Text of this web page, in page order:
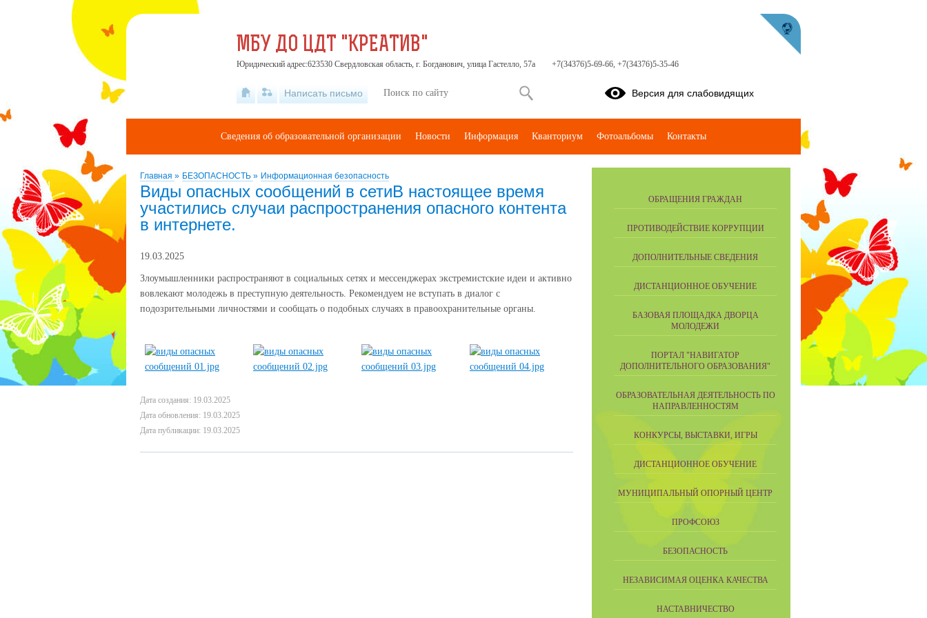
Главная » БЕЗОПАСНОСТЬ » Информационная безопасность
Виды опасных сообщений в сетиВ настоящее время
участились случаи распространения опасного контента
в интернете.
19.03.2025
Злоумышленники распространяют в социальных сетях и мессенджерах экстремистские идеи и активно
вовлекают молодежь в преступную деятельность. Рекомендуем не вступать в диалог с
подозрительными личностями и сообщать о подобных случаях в правоохранительные органы.
Дата создания: 19.03.2025
Дата обновления: 19.03.2025
Дата публикации: 19.03.2025
ОБРАЩЕНИЯ ГРАЖДАН
ПРОТИВОДЕЙСТВИЕ КОРРУПЦИИ
ДОПОЛНИТЕЛЬНЫЕ СВЕДЕНИЯ
ДИСТАНЦИОННОЕ ОБУЧЕНИЕ
БАЗОВАЯ ПЛОЩАДКА ДВОРЦА
МОЛОДЕЖИ
ПОРТАЛ "НАВИГАТОР
ДОПОЛНИТЕЛЬНОГО ОБРАЗОВАНИЯ"
ОБРАЗОВАТЕЛЬНАЯ ДЕЯТЕЛЬНОСТЬ ПО
НАПРАВЛЕННОСТЯМ
КОНКУРСЫ, ВЫСТАВКИ, ИГРЫ
ДИСТАНЦИОННОЕ ОБУЧЕНИЕ
МУНИЦИПАЛЬНЫЙ ОПОРНЫЙ ЦЕНТР
ПРОФСОЮЗ
БЕЗОПАСНОСТЬ
НЕЗАВИСИМАЯ ОЦЕНКА КАЧЕСТВА
НАСТАВНИЧЕСТВО
МБУ ДО ЦДТ "КРЕАТИВ"
Юридический адрес:623530 Свердловская область, г. Богданович, улица Гастелло, 57а +7(34376)5-69-66, +7(34376)5-35-46
Написать письмо Версия для слабовидящих
Сведения об образовательной организации Новости Информация Кванториум Фотоальбомы Контакты